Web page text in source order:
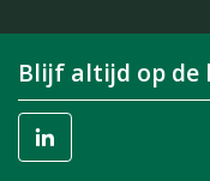
Blijf altijd op de